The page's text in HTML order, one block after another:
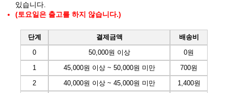
있습니다.
(토요일은 출고를 하지 않습니다.)
단계 결제금액
배송비
0
50,000원 이상
0원
1
45,000원 이상 ~ 50,000원 미만
700원
2
40,000원 이상 ~ 45,000원 미만
1,400원